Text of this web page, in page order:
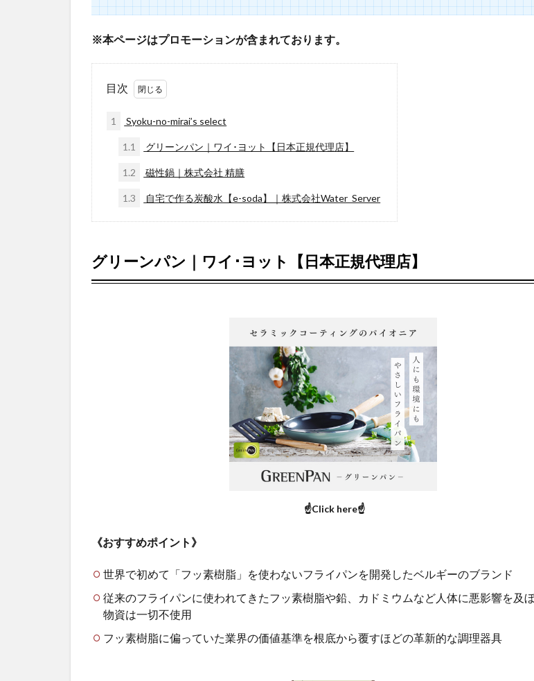
※本ページはプロモーションが含まれております。
目次
1 Syoku-no-mirai’s select
1.1 グリーンパン｜ワイ･ヨット【日本正規代理店】
1.2 磁性鍋｜株式会社 精膳
1.3 自宅で作る炭酸水【e-soda】｜株式会社Water_Server
グリーンパン｜ワイ･ヨット【日本正規代理店】
☝Click here☝
《おすすめポイント》
世界で初めて「フッ素樹脂」を使わないフライパンを開発したベルギーのブランド
従来のフライパンに使われてきたフッ素樹脂や鉛、カドミウムなど人体に悪影響を及
物資は一切不使用
フッ素樹脂に偏っていた業界の価値基準を根底から覆すほどの革新的な調理器具